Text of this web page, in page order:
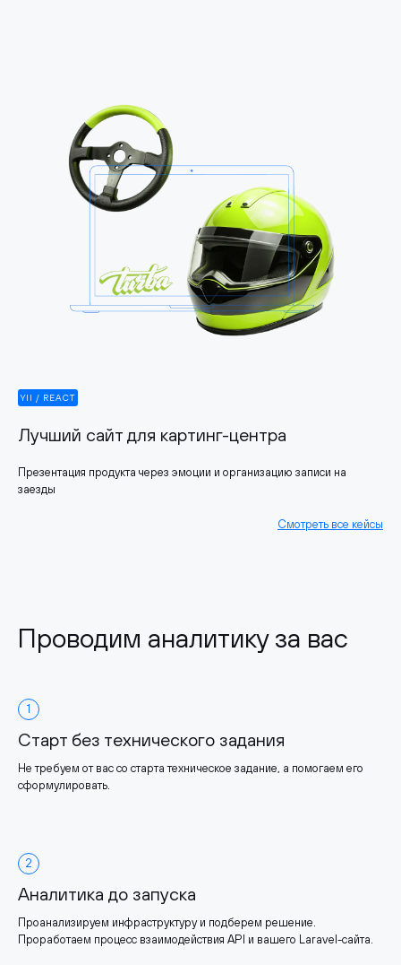
YII / REACT
Лучший сайт для картинг-центра
Презентация продукта через эмоции и организацию записи на
заезды
Смотреть все кейсы
Проводим аналитику за вас
1
Старт без технического задания
Не требуем от вас со старта техническое задание, а помогаем его
сформулировать.
2
Аналитика до запуска
Проанализируем инфраструктуру и подберем решение.
Проработаем процесс взаимодействия API и вашего Laravel-сайта.